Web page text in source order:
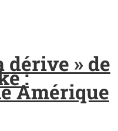
dérive » de
:
Amérique